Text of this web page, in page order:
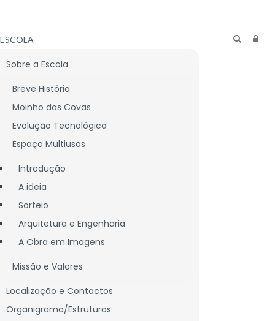
ESCOLA
Sobre a Escola
Breve História
Moinho das Covas
Evolução Tecnológica
Espaço Multiusos
Introdução
A ideia
Sorteio
Arquitetura e Engenharia
A Obra em Imagens
Missão e Valores
Localização e Contactos
Organigrama/Estruturas
LIGAÇÕES ÚTEIS